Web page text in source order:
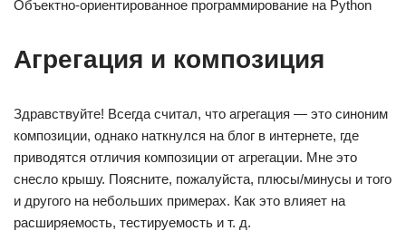
Объектно-ориентированное программирование на Python
Агрегация и композиция
Здравствуйте! Всегда считал, что агрегация — это синоним
композиции, однако наткнулся на блог в интернете, где
приводятся отличия композиции от агрегации. Мне это
снесло крышу. Поясните, пожалуйста, плюсы/минусы и того
и другого на небольших примерах. Как это влияет на
расширяемость, тестируемость и т. д.